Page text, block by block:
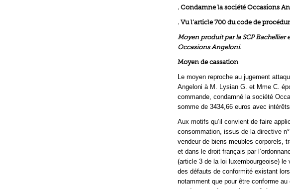
. Condamne la société Occasions
. Vu l’article 700 du code de
Moyen produit par la SCP Bachellier
Occasions Angeloni.
Moyen de cassation
Le moyen reproche au jugement
Angeloni à M. Lysian G. et Mme C.
commande, condamné la société
somme de 3434,66 euros avec
Aux motifs qu’il convient de faire
consommation, issus de la directive
vendeur de biens meubles corporels,
et dans le droit français par
(article 3 de la loi luxembourgeoise)
des défauts de conformité existant
notamment que pour être conforme